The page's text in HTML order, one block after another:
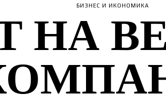
БИЗНЕС И ИКОНОМИКА
НА